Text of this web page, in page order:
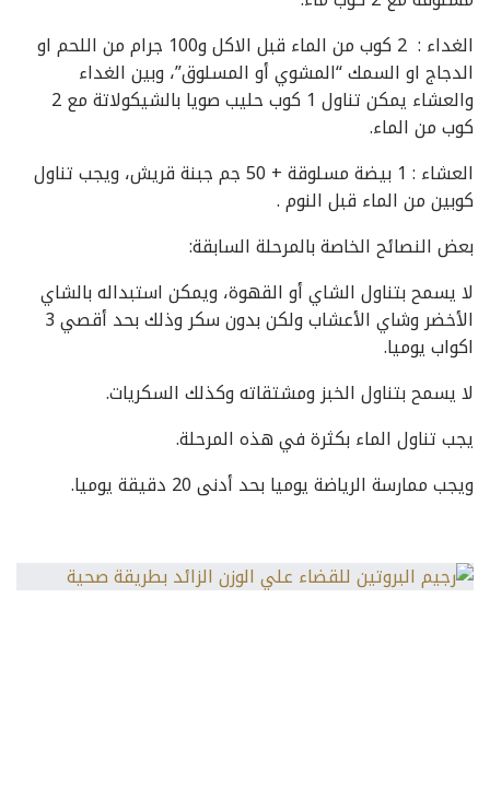
الغداء : 2 كوب من الماء قبل الاكل و100 جرام من اللحم او
الدجاج او السمك “المشوي أو المسلوق”، وبين الغداء
والعشاء يمكن تناول 1 كوب حليب صويا بالشيكولاتة مع 2
كوب من الماء.
العشاء : 1 بيضة مسلوقة + 50 جم جبنة قريش، ويجب تناول
كوبين من الماء قبل النوم .
بعض النصائح الخاصة بالمرحلة السابقة:
لا يسمح بتناول الشاي أو القهوة، ويمكن استبداله بالشاي
الأخضر وشاي الأعشاب ولكن بدون سكر وذلك بحد أقصي 3
اكواب يوميا.
لا يسمح بتناول الخبز ومشتقاته وكذلك السكريات.
يجب تناول الماء بكثرة في هذه المرحلة.
ويجب ممارسة الرياضة يوميا بحد أدنى 20 دقيقة يوميا.